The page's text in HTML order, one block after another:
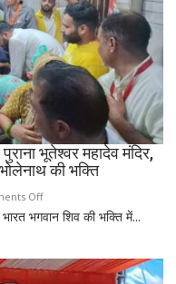
वर्षीय
दादी
को
कंधों
पर
बैठाकर
किलोमीटर
की
परिवार
भूतेश्वर महादेव मंदिर,
की भक्ति
Offon
सावन
:
सहारनपुर
भगवान शिव की भक्ति में...